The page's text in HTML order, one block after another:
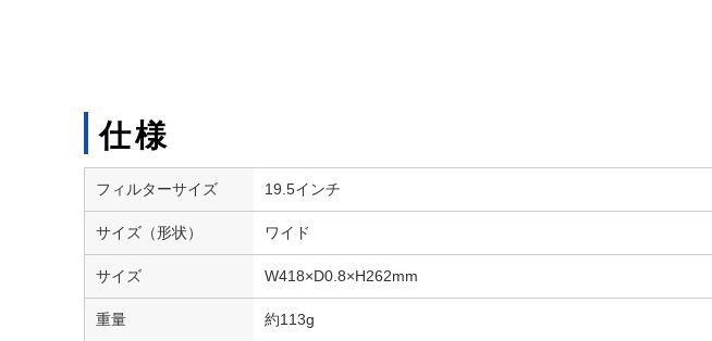
仕様
フィルターサイズ 19.5インチ
サイズ（形状） ワイド
サイズ W418×D0.8×H262mm
重量 約113g